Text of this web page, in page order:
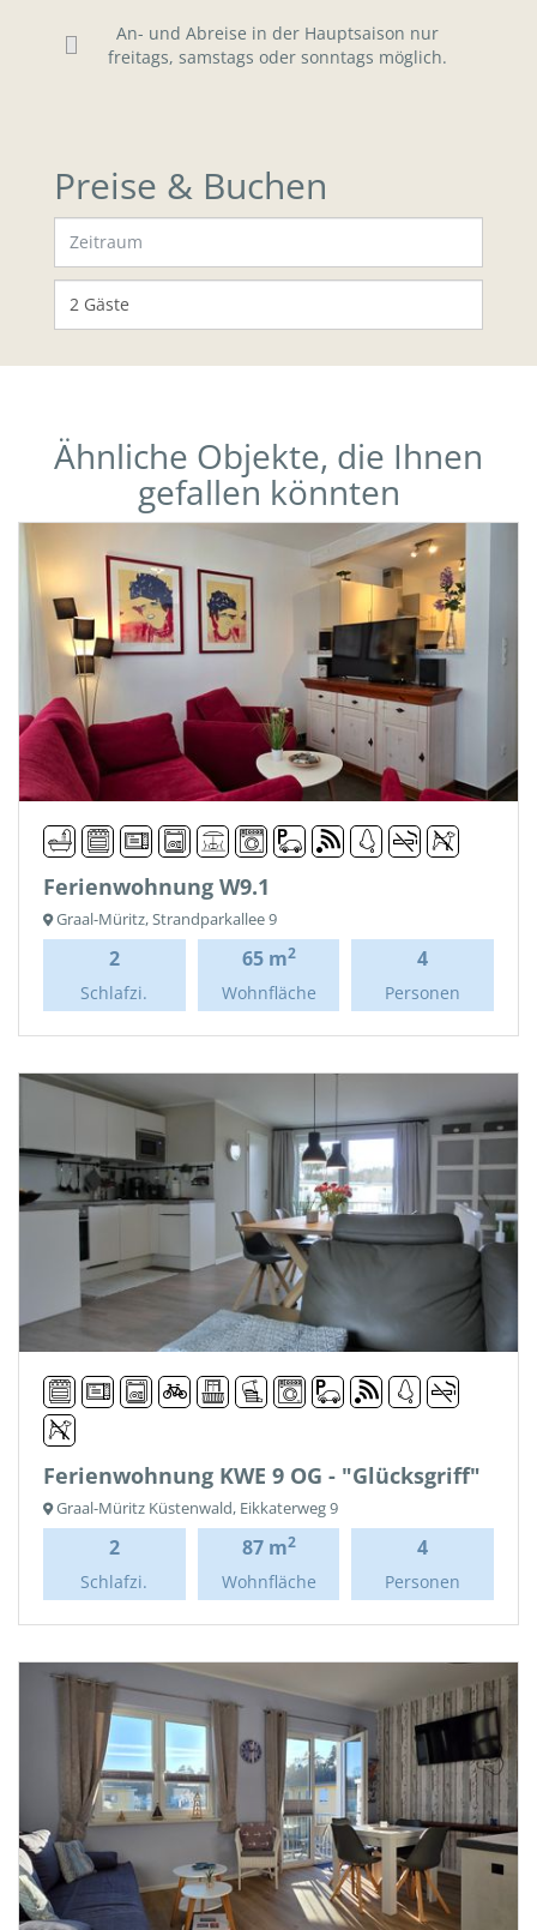
An- und Abreise in der Hauptsaison nur
freitags, samstags oder sonntags möglich.
Preise & Buchen
Ähnliche Objekte, die Ihnen
gefallen könnten
Ferienwohnung W9.1
Graal-Müritz, Strandparkallee 9
2
Schlafzi.
65 m2
Wohnfläche
4
Personen
Ferienwohnung KWE 9 OG - "Glücksgriff"
Graal-Müritz Küstenwald, Eikkaterweg 9
2
Schlafzi.
87 m2
Wohnfläche
4
Personen